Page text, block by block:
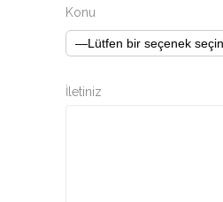
Konu
İletiniz